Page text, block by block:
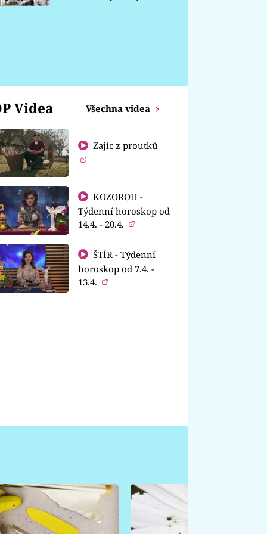
Videa Všechna videa
Zajíc z proutků
KOZOROH -
Týdenní horoskop od
14.4. - 20.4.
ŠTÍR - Týdenní
horoskop od 7.4. -
13.4.